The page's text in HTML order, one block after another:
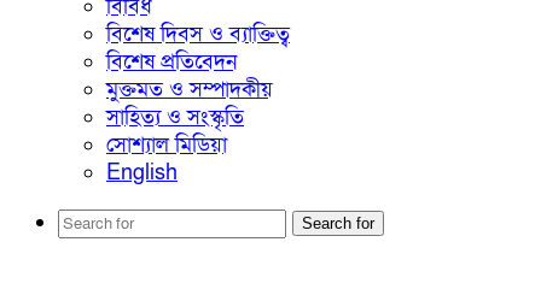
বিবিধ
বিশেষ দিবস ও ব্যাক্তিত্ব
বিশেষ প্রতিবেদন
মুক্তমত ও সম্পাদকীয়
সাহিত্য ও সংস্কৃতি
সোশ্যাল মিডিয়া
English
Search for